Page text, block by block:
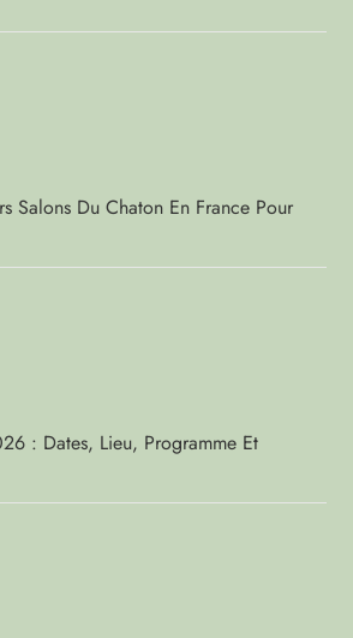
Salons Du Chaton En France Pour
: Dates, Lieu, Programme Et